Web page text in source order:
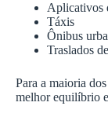
Aplicativos
Táxis
Ônibus
Traslados
Para a maioria
melhor equilíbrio